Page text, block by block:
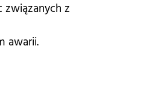
związanych z
awarii.